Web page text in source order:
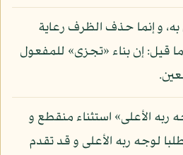
و إنما حذف الظرف رعاية
قيل: إن بناء «تجزى» للمفعول
ربه الأعلى» استثناء منقطع و
لوجه ربه الأعلى و قد تقدم